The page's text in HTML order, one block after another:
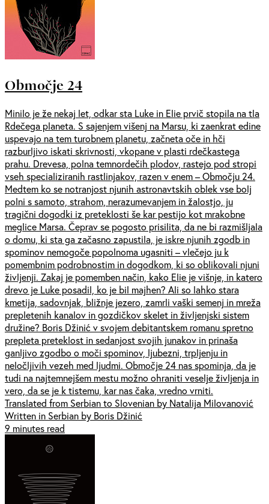
Območje 24
Minilo je že nekaj let, odkar sta Luke in Elie prvič stopila na tla
Rdečega planeta. S sajenjem višenj na Marsu, ki zaenkrat edine
uspevajo na tem turobnem planetu, začneta oče in hči
razburljivo iskati skrivnosti, vkopane v plasti rdečkastega
prahu. Drevesa, polna temnordečih plodov, rastejo pod stropi
vseh specializiranih rastlinjakov, razen v enem – Območju 24.
Medtem ko se notranjost njunih astronavtskih oblek vse bolj
polni s samoto, strahom, nerazumevanjem in žalostjo, ju
tragični dogodki iz preteklosti še kar pestijo kot mrakobne
meglice Marsa. Čeprav se pogosto prisilita, da ne bi razmišljala
o domu, ki sta ga začasno zapustila, je iskre njunih zgodb in
spominov nemogoče popolnoma ugasniti – vlečejo ju k
pomembnim podrobnostim in dogodkom, ki so oblikovali njuni
življenji. Zakaj je pomemben način, kako Elie je višnje, in katero
drevo je Luke posadil, ko je bil majhen? Ali so lahko stara
kmetija, sadovnjak, bližnje jezero, zamrli vaški semenj in mreža
prepletenih kanalov in gozdičkov skelet in življenjski sistem
družine? Boris Džinić v svojem debitantskem romanu spretno
prepleta preteklost in sedanjost svojih junakov in prinaša
ganljivo zgodbo o moči spominov, ljubezni, trpljenju in
neločljivih vezeh med ljudmi. Območje 24 nas spominja, da je
tudi na najtemnejšem mestu možno ohraniti veselje življenja in
vero, da se je k tistemu, kar nas čaka, vredno vrniti.
Translated from Serbian to Slovenian by Natalija Milovanović
Written in Serbian by Boris Džinić
9 minutes read